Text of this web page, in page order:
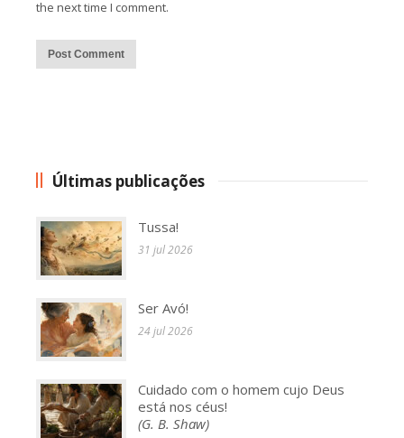
the next time I comment.
Últimas publicações
Tussa!
31 jul 2026
Ser Avó!
24 jul 2026
Cuidado com o homem cujo Deus
está nos céus!
(G. B. Shaw)